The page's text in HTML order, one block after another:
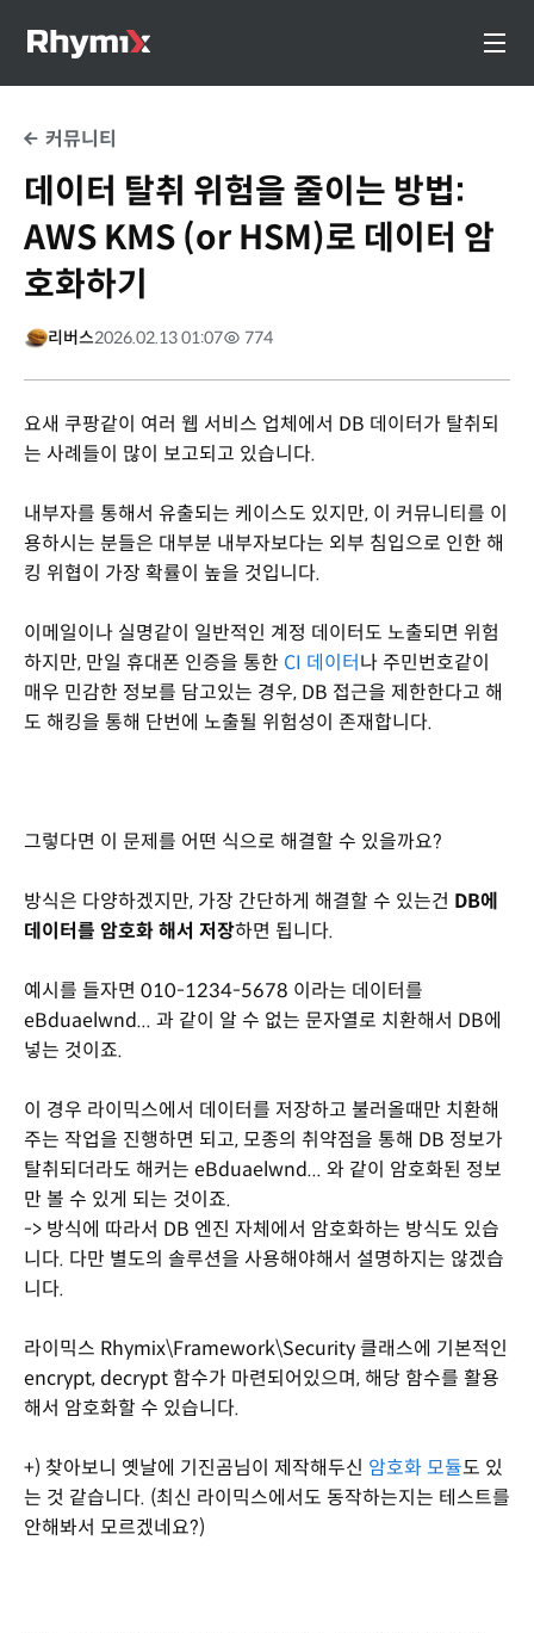
커뮤니티
데이터 탈취 위험을 줄이는 방법:
AWS KMS (or HSM)로 데이터 암
호화하기
리버스2026.02.13 01:07 774
요새 쿠팡같이 여러 웹 서비스 업체에서 DB 데이터가 탈취되
는 사례들이 많이 보고되고 있습니다.
내부자를 통해서 유출되는 케이스도 있지만, 이 커뮤니티를 이
용하시는 분들은 대부분 내부자보다는 외부 침입으로 인한 해
킹 위협이 가장 확률이 높을 것입니다.
이메일이나 실명같이 일반적인 계정 데이터도 노출되면 위험
하지만, 만일 휴대폰 인증을 통한 CI 데이터나 주민번호같이
매우 민감한 정보를 담고있는 경우, DB 접근을 제한한다고 해
도 해킹을 통해 단번에 노출될 위험성이 존재합니다.
그렇다면 이 문제를 어떤 식으로 해결할 수 있을까요?
방식은 다양하겠지만, 가장 간단하게 해결할 수 있는건 DB에
데이터를 암호화 해서 저장하면 됩니다.
예시를 들자면 010-1234-5678 이라는 데이터를
eBduaelwnd... 과 같이 알 수 없는 문자열로 치환해서 DB에
넣는 것이죠.
이 경우 라이믹스에서 데이터를 저장하고 불러올때만 치환해
주는 작업을 진행하면 되고, 모종의 취약점을 통해 DB 정보가
탈취되더라도 해커는 eBduaelwnd... 와 같이 암호화된 정보
만 볼 수 있게 되는 것이죠.
-> 방식에 따라서 DB 엔진 자체에서 암호화하는 방식도 있습
니다. 다만 별도의 솔루션을 사용해야해서 설명하지는 않겠습
니다.
라이믹스 Rhymix\Framework\Security 클래스에 기본적인
encrypt, decrypt 함수가 마련되어있으며, 해당 함수를 활용
해서 암호화할 수 있습니다.
+) 찾아보니 옛날에 기진곰님이 제작해두신 암호화 모듈도 있
는 것 같습니다. (최신 라이믹스에서도 동작하는지는 테스트를
안해봐서 모르겠네요?)